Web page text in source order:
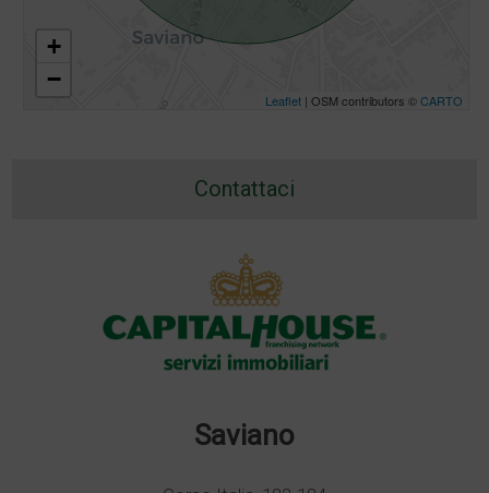
+
−
Leaflet| OSM contributors ©CARTO
Contattaci
Saviano